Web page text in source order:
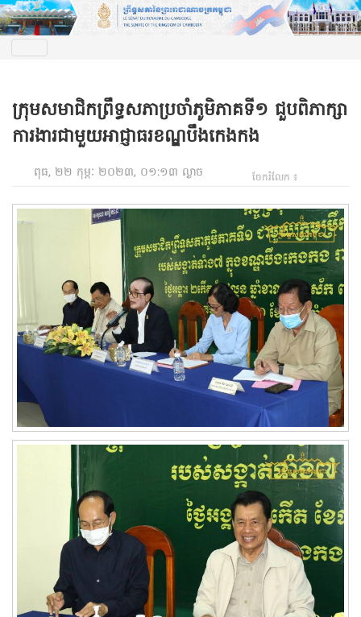
ក្រុមសមាជិកព្រឹទ្ធសភាប្រចាំភូមិភាគទី១ ជួបពិភាក្សា
ការងារជាមួយអាជ្ញាធរខណ្ឌបឹងកេងកង
ពុធ, ២២ កុម្ភៈ ២០២៣, ០១:១៣ ល្ងាច ចែករំលែក ៖